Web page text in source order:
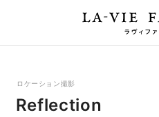
ロケーション撮影
Reflection